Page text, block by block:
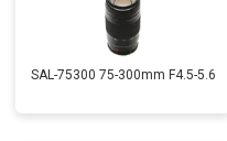
SAL-75300 75-300mm F4.5-5.6